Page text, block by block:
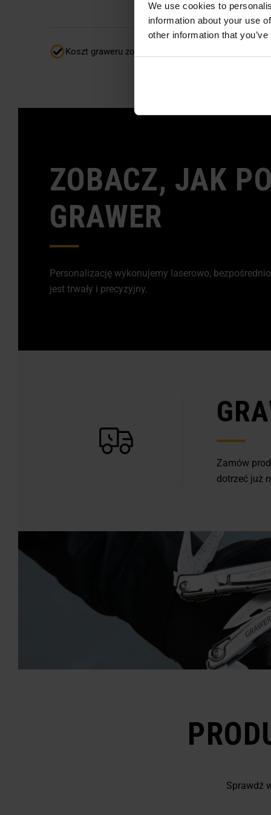
We use cookies to
information about your use
other information that
Koszt graweru zostanie odliczony automatycznie.
ZOBACZ, JAK
GRAWER
Personalizację wykonujemy laserowo,
jest trwały i precyzyjny.
Zamów
dotrzeć już
Sprawdź